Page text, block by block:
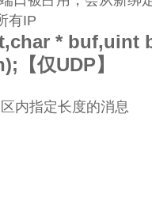
有IP
* buf,uint
仅UDP】
内指定长度的消息